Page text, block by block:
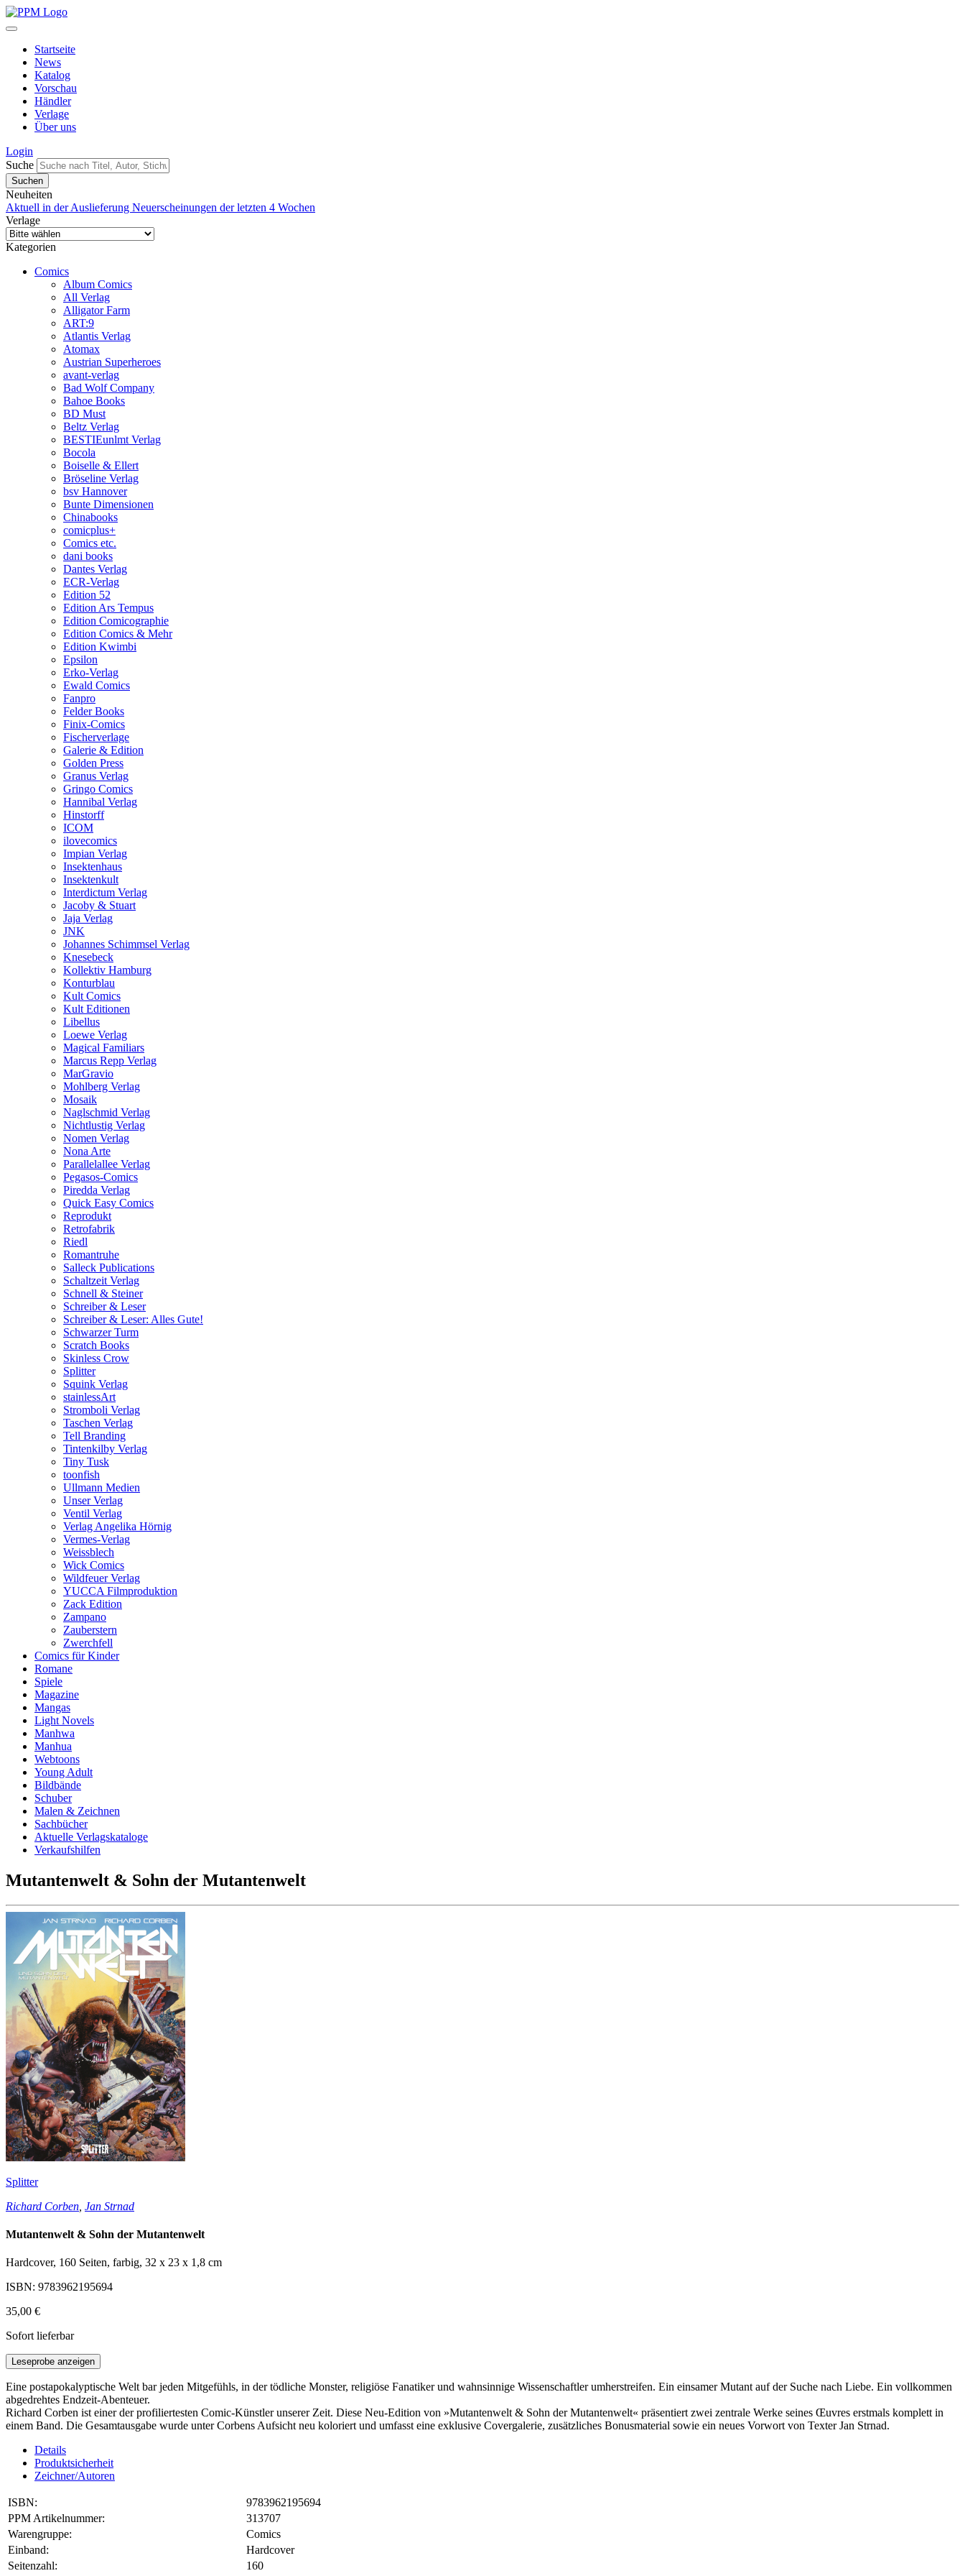
Startseite
News
Katalog
Vorschau
Händler
Verlage
Über uns
Login
Suche
Neuheiten
Aktuell in der Auslieferung Neuerscheinungen der letzten 4 Wochen
Verlage
Kategorien
Comics
Album Comics
All Verlag
Alligator Farm
ART:9
Atlantis Verlag
Atomax
Austrian Superheroes
avant-verlag
Bad Wolf Company
Bahoe Books
BD Must
Beltz Verlag
BESTIEunlmt Verlag
Bocola
Boiselle & Ellert
Bröseline Verlag
bsv Hannover
Bunte Dimensionen
Chinabooks
comicplus+
Comics etc.
dani books
Dantes Verlag
ECR-Verlag
Edition 52
Edition Ars Tempus
Edition Comicographie
Edition Comics & Mehr
Edition Kwimbi
Epsilon
Erko-Verlag
Ewald Comics
Fanpro
Felder Books
Finix-Comics
Fischerverlage
Galerie & Edition
Golden Press
Granus Verlag
Gringo Comics
Hannibal Verlag
Hinstorff
ICOM
ilovecomics
Impian Verlag
Insektenhaus
Insektenkult
Interdictum Verlag
Jacoby & Stuart
Jaja Verlag
JNK
Johannes Schimmsel Verlag
Knesebeck
Kollektiv Hamburg
Konturblau
Kult Comics
Kult Editionen
Libellus
Loewe Verlag
Magical Familiars
Marcus Repp Verlag
MarGravio
Mohlberg Verlag
Mosaik
Naglschmid Verlag
Nichtlustig Verlag
Nomen Verlag
Nona Arte
Parallelallee Verlag
Pegasos-Comics
Piredda Verlag
Quick Easy Comics
Reprodukt
Retrofabrik
Riedl
Romantruhe
Salleck Publications
Schaltzeit Verlag
Schnell & Steiner
Schreiber & Leser
Schreiber & Leser: Alles Gute!
Schwarzer Turm
Scratch Books
Skinless Crow
Splitter
Squink Verlag
stainlessArt
Stromboli Verlag
Taschen Verlag
Tell Branding
Tintenkilby Verlag
Tiny Tusk
toonfish
Ullmann Medien
Unser Verlag
Ventil Verlag
Verlag Angelika Hörnig
Vermes-Verlag
Weissblech
Wick Comics
Wildfeuer Verlag
YUCCA Filmproduktion
Zack Edition
Zampano
Zauberstern
Zwerchfell
Comics für Kinder
Romane
Spiele
Magazine
Mangas
Light Novels
Manhwa
Manhua
Webtoons
Young Adult
Bildbände
Schuber
Malen & Zeichnen
Sachbücher
Aktuelle Verlagskataloge
Verkaufshilfen
Mutantenwelt & Sohn der Mutantenwelt
Splitter
Richard Corben Jan Strnad
Mutantenwelt & Sohn der Mutantenwelt
Hardcover, 160 Seiten, farbig, 32 x 23 x 1,8 cm
ISBN: 9783962195694
35,00 €
Sofort lieferbar
Leseprobe anzeigen
Eine postapokalyptische Welt bar jeden Mitgefühls, in der tödliche Monster, religiöse Fanatiker und wahnsinnige Wissenschaftler umherstreifen. Ein einsamer Mutant auf der Suche nach Liebe. Ein vollkommen
abgedrehtes Endzeit-Abenteuer.
Richard Corben ist einer der profiliertesten Comic-Künstler unserer Zeit. Diese Neu-Edition von »Mutantenwelt & Sohn der Mutantenwelt« präsentiert zwei zentrale Werke seines Œuvres erstmals komplett in
einem Band. Die Gesamtausgabe wurde unter Corbens Aufsicht neu koloriert und umfasst eine exklusive Covergalerie, zusätzliches Bonusmaterial sowie ein neues Vorwort von Texter Jan Strnad.
Details
Produktsicherheit
Zeichner/Autoren
ISBN:
9783962195694
PPM Artikelnummer:
313707
Warengruppe:
Comics
Einband:
Hardcover
Seitenzahl:
160